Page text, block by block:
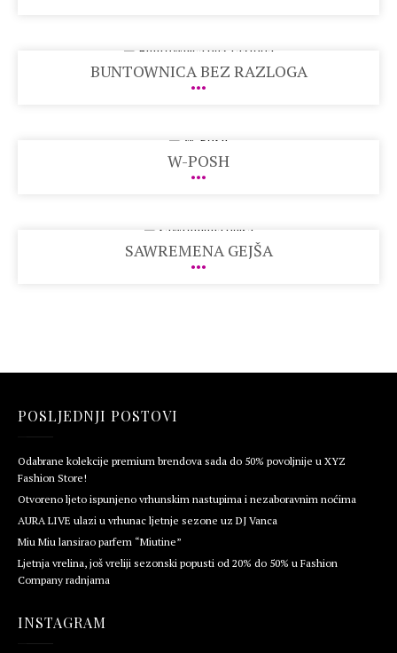
BUNTOWNICA BEZ RAZLOGA
W-POSH
SAWREMENA GEJŠA
POSLJEDNJI POSTOVI
Odabrane kolekcije premium brendova sada do 50% povoljnije u XYZ
Fashion Store!
Otvoreno ljeto ispunjeno vrhunskim nastupima i nezaboravnim noćima
AURA LIVE ulazi u vrhunac ljetnje sezone uz DJ Vanca
Miu Miu lansirao parfem “Miutine”
Ljetnja vrelina, još vreliji sezonski popusti od 20% do 50% u Fashion
Company radnjama
INSTAGRAM